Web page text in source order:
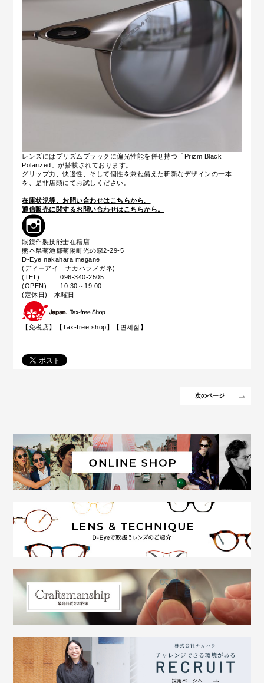
レンズにはプリズムブラックに偏光性能を併せ持つ「Prizm Black
Polarized」が搭載されております。
グリップ力、快適性、そして個性を兼ね備えた斬新なデザインの一本
を、是非店頭にてお試しください。
在庫状況等、お問い合わせはこちらから。
通信販売に関するお問い合わせはこちらから。
眼鏡作製技能士在籍店
熊本県菊池郡菊陽町光の森2-29-5
D-Eye nakahara megane
(ディーアイ ナカハラメガネ)
(TEL) 096-340-2505
(OPEN) 10:30～19:00
(定休日) 水曜日
【免税店】【Tax-free shop 】【면세점】
次のページ